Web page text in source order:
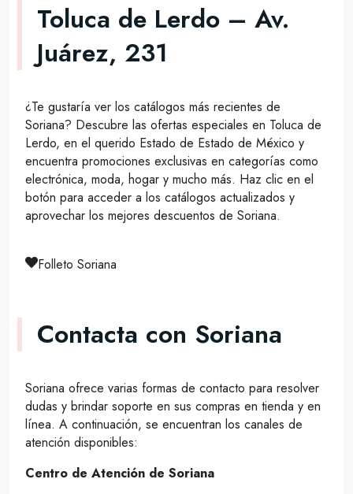
Toluca de Lerdo – Av.
Juárez, 231
¿Te gustaría ver los catálogos más recientes de
Soriana? Descubre las ofertas especiales en Toluca de
Lerdo, en el querido Estado de Estado de México y
encuentra promociones exclusivas en categorías como
electrónica, moda, hogar y mucho más. Haz clic en el
botón para acceder a los catálogos actualizados y
aprovechar los mejores descuentos de Soriana.
Folleto Soriana
Contacta con Soriana
Soriana ofrece varias formas de contacto para resolver
dudas y brindar soporte en sus compras en tienda y en
línea. A continuación, se encuentran los canales de
atención disponibles:
Centro de Atención de Soriana